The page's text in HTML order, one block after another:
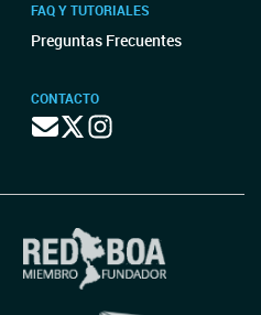
FAQ Y TUTORIALES
Preguntas Frecuentes
CONTACTO